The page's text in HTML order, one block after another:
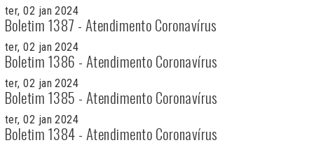
ter, 02 jan 2024
Boletim 1387 - Atendimento Coronavírus
ter, 02 jan 2024
Boletim 1386 - Atendimento Coronavírus
ter, 02 jan 2024
Boletim 1385 - Atendimento Coronavírus
ter, 02 jan 2024
Boletim 1384 - Atendimento Coronavírus